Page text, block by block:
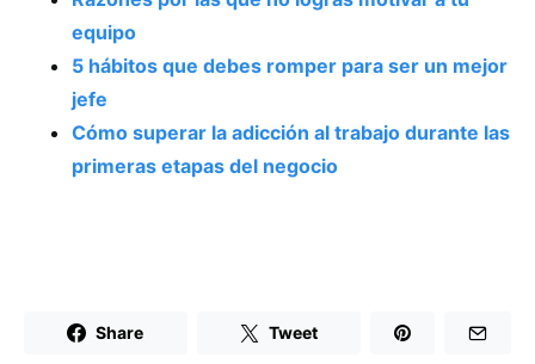
equipo
5 hábitos que debes romper para ser un mejor
jefe
Cómo superar la adicción al trabajo durante las
primeras etapas del negocio
Share Tweet